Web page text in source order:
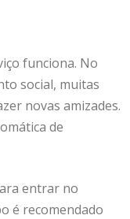
funciona. No
social, muitas
novas amizades.
de
entrar no
é recomendado